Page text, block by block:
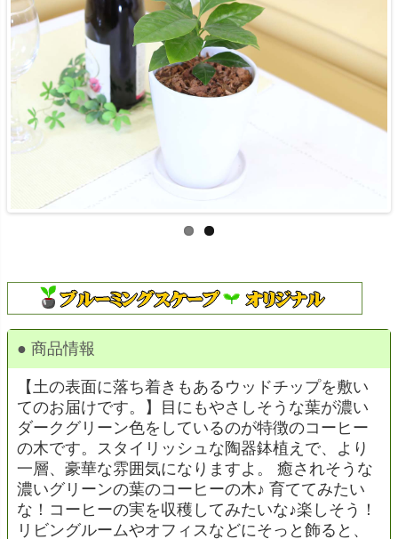
● 商品情報
【土の表面に落ち着きもあるウッドチップを敷い
てのお届けです。】目にもやさしそうな葉が濃い
ダークグリーン色をしているのが特徴のコーヒー
の木です。スタイリッシュな陶器鉢植えで、より
一層、豪華な雰囲気になりますよ。 癒されそうな
濃いグリーンの葉のコーヒーの木♪ 育ててみたい
な！コーヒーの実を収穫してみたいな♪楽しそう！
リビングルームやオフィスなどにそっと飾ると、